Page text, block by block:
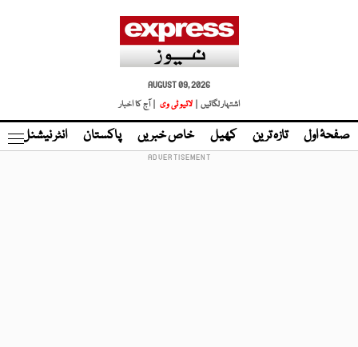
AUGUST 09, 2026
اشتہار لگائیں |
لائیو ٹی وی | آج کا اخبار
صفحۂ اول تازہ ترین کھیل خاص خبریں پاکستان انٹر نیشنل